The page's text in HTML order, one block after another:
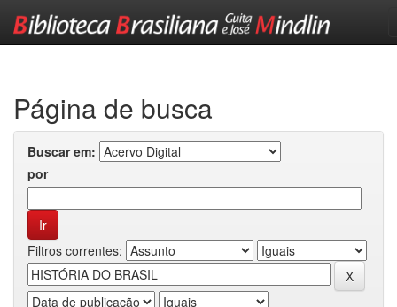
Página de busca
Buscar em:
por
Filtros correntes: